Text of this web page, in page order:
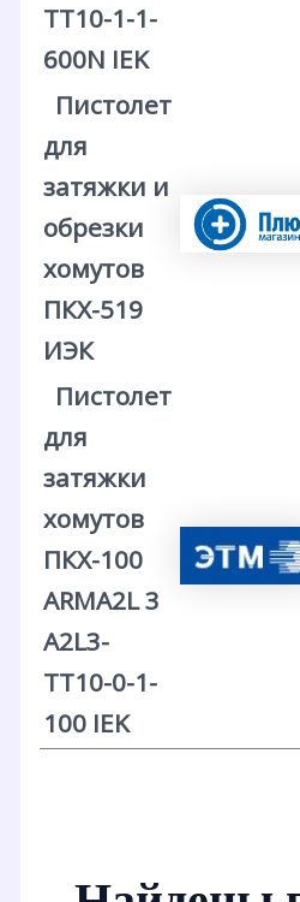
TT10-1-1-
600N IEK
Пистолет
для
затяжки и
обрезки
хомутов
ПКХ-519
ИЭК
Пистолет
для
затяжки
хомутов
ПКХ-100
ARMA2L 3
A2L3-
TT10-0-1-
100 IEK